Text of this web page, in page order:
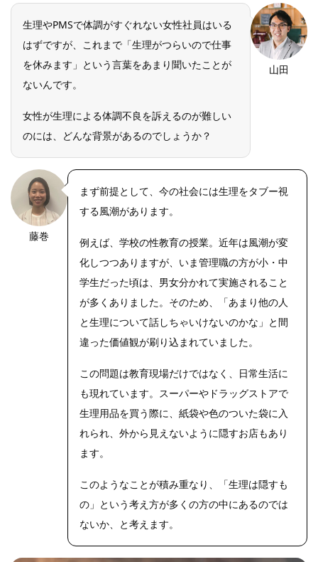
生理やPMSで体調がすぐれない女性社員はいる
はずですが、これまで「生理がつらいので仕事
を休みます」という言葉をあまり聞いたことが
ないんです。
女性が生理による体調不良を訴えるのが難しい
のには、どんな背景があるのでしょうか？
山田
藤巻
まず前提として、今の社会には生理をタブー視
する風潮があります。
例えば、学校の性教育の授業。近年は風潮が変
化しつつありますが、いま管理職の方が小・中
学生だった頃は、男女分かれて実施されること
が多くありました。そのため、「あまり他の人
と生理について話しちゃいけないのかな」と間
違った価値観が刷り込まれていました。
この問題は教育現場だけではなく、日常生活に
も現れています。スーパーやドラッグストアで
生理用品を買う際に、紙袋や色のついた袋に入
れられ、外から見えないように隠すお店もあり
ます。
このようなことが積み重なり、「生理は隠すも
の」という考え方が多くの方の中にあるのでは
ないか、と考えます。